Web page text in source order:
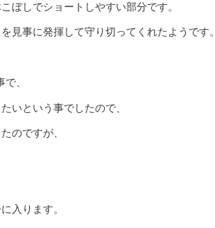
ぼしでショートしやすい部分です。
見事に発揮して守り切ってくれたようです。
、
いという事でしたので、
のですが、
入ります。